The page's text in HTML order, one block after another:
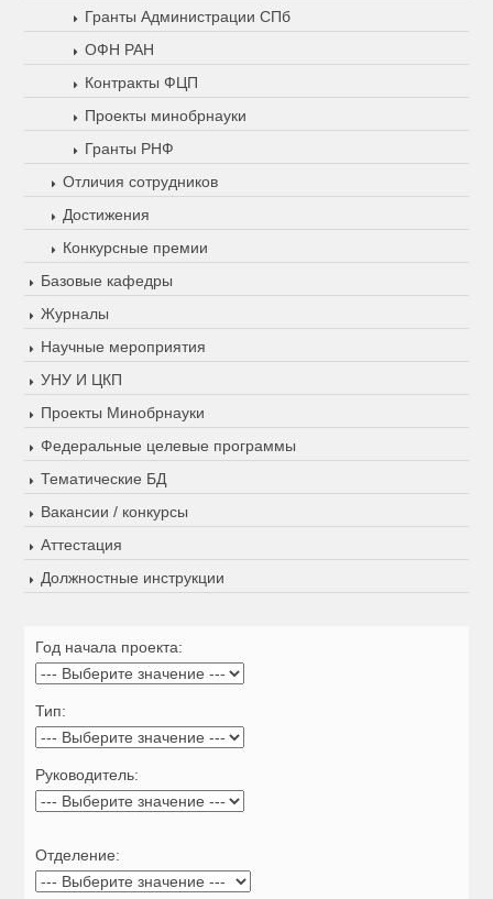
Гранты Администрации СПб
ОФН РАН
Контракты ФЦП
Проекты минобрнауки
Гранты РНФ
Отличия сотрудников
Достижения
Конкурсные премии
Базовые кафедры
Журналы
Научные мероприятия
УНУ И ЦКП
Проекты Минобрнауки
Федеральные целевые программы
Тематические БД
Вакансии / конкурсы
Аттестация
Должностные инструкции
Год начала проекта:
Тип:
Руководитель:
Отделение: